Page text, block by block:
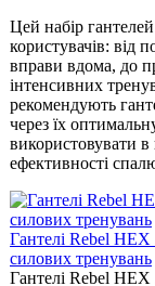
Цей набір
користувачів: від
вправи вдома, до
інтенсивних
рекомендують
через їх
використовувати в
ефективності
Гантелі Rebel
силових тренувань
Гантелі Rebel